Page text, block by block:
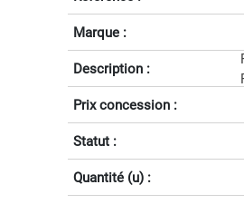
Marque :
Description :
Prix concession :
Statut :
Quantité (u) :